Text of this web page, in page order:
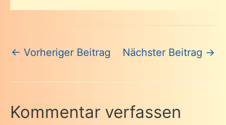
Beitragsnavigation
← Vorheriger Beitrag Nächster Beitrag →
Kommentar verfassen